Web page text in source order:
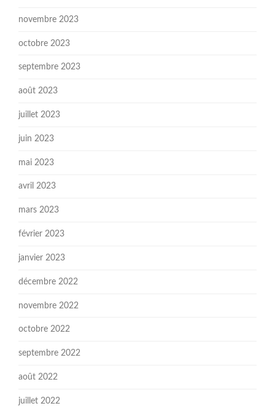
novembre 2023
octobre 2023
septembre 2023
août 2023
juillet 2023
juin 2023
mai 2023
avril 2023
mars 2023
février 2023
janvier 2023
décembre 2022
novembre 2022
octobre 2022
septembre 2022
août 2022
juillet 2022